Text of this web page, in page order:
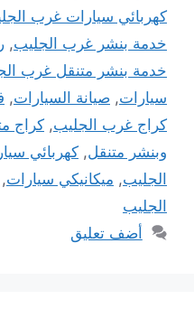
كهربائي سيارات غرب
خدمة بنشر غرب الجليب,
خدمة بنشر متنقل غرب
سيارات, صيانة السيارات,
كراج غرب الجليب, كراج
وبنشر متنقل, كهربائي
الجليب, ميكانيكي سيارات,
الجليب
أضف تعليق